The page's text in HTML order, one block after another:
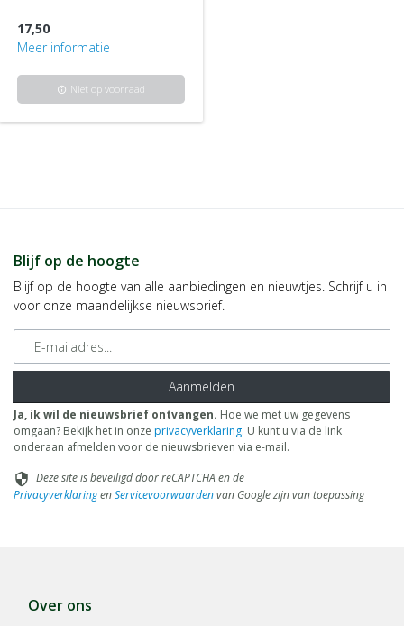
17,50
Meer informatie
info Niet op voorraad
Blijf op de hoogte
Blijf op de hoogte van alle aanbiedingen en nieuwtjes. Schrijf u in
voor onze maandelijkse nieuwsbrief.
E-mailadres
Aanmelden
Ja, ik wil de nieuwsbrief ontvangen. Hoe we met uw gegevens
omgaan? Bekijk het in onze privacyverklaring. U kunt u via de link
onderaan afmelden voor de nieuwsbrieven via e-mail.
security Deze site is beveiligd door reCAPTCHA en de
PrivacyverklaringenServicevoorwaardenvan Google zijn van toepassing
Over ons